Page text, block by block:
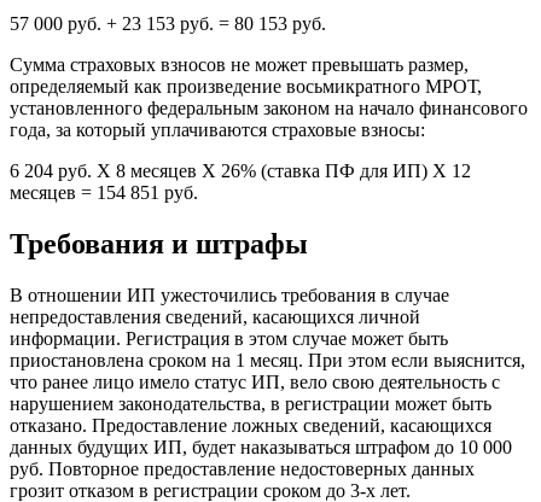
57 000 руб. + 23 153 руб. = 80 153 руб.
Сумма страховых взносов не может превышать размер,
определяемый как произведение восьмикратного МРОТ,
установленного федеральным законом на начало финансового
года, за который уплачиваются страховые взносы:
6 204 руб. X 8 месяцев X 26% (ставка ПФ для ИП) X 12
месяцев = 154 851 руб.
Требования и штрафы
В отношении ИП ужесточились требования в случае
непредоставления сведений, касающихся личной
информации. Регистрация в этом случае может быть
приостановлена сроком на 1 месяц. При этом если выяснится,
что ранее лицо имело статус ИП, вело свою деятельность с
нарушением законодательства, в регистрации может быть
отказано. Предоставление ложных сведений, касающихся
данных будущих ИП, будет наказываться штрафом до 10 000
руб. Повторное предоставление недостоверных данных
грозит отказом в регистрации сроком до 3-х лет.